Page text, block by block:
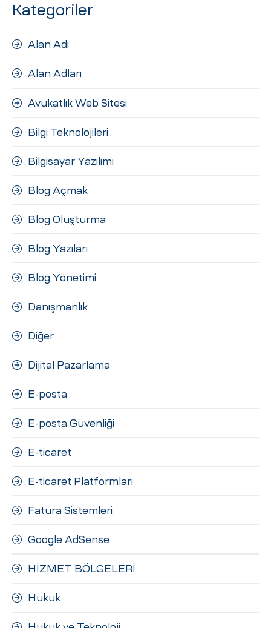
Kategoriler
Alan Adı
Alan Adları
Avukatlık Web Sitesi
Bilgi Teknolojileri
Bilgisayar Yazılımı
Blog Açmak
Blog Oluşturma
Blog Yazıları
Blog Yönetimi
Danışmanlık
Diğer
Dijital Pazarlama
E-posta
E-posta Güvenliği
E-ticaret
E-ticaret Platformları
Fatura Sistemleri
Google AdSense
HİZMET BÖLGELERİ
Hukuk